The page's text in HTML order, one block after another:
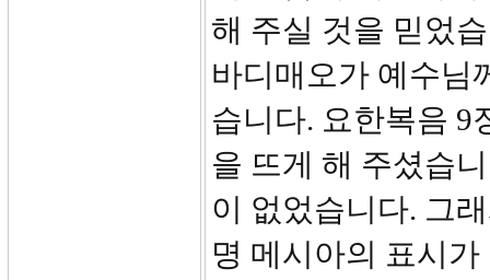
해 주실 것을 믿었
바디매오가 예수님
습니다. 요한복음 9
을 뜨게 해 주셨습
이 없었습니다. 그
명 메시아의 표시